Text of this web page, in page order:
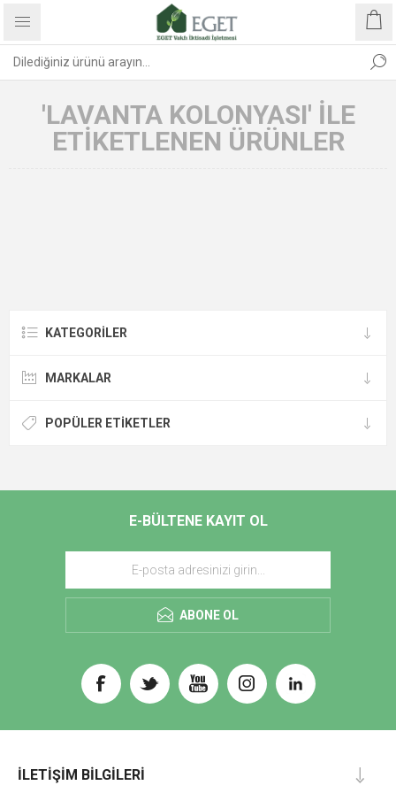
'LAVANTA KOLONYASI' ILE
ETIKETLENEN ÜRÜNLER
KATEGORİLER
MARKALAR
POPÜLER ETIKETLER
E-BÜLTENE KAYIT OL
ABONE OL
İLETIŞIM BILGILERI